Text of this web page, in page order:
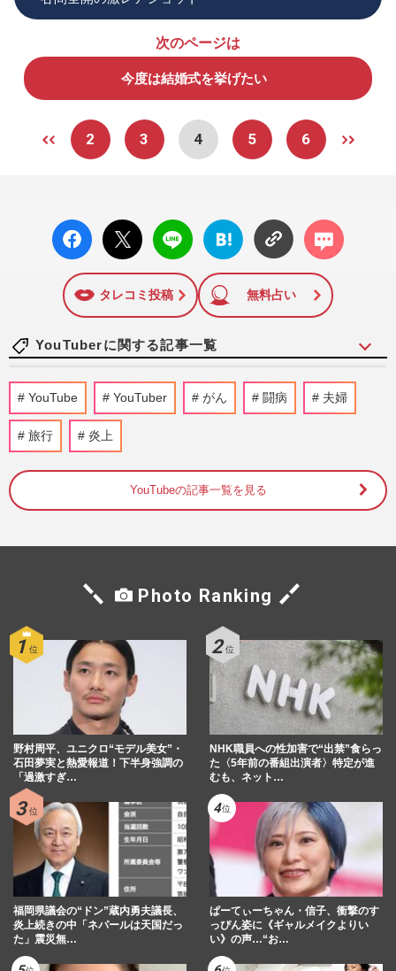
次のページは
今度は結婚式を挙げたい
2 3 4 5 6
facebo
ok い
X ポス
ト
LINE
はてな
ブック
に追加
コメン
ト
タレコミ投稿 無料占い
YouTuberに関する記事一覧
『BE:FIRST』三山凌輝&趣里、結婚と妊
娠を同時報告も「両親はじめ…」異例コメ
ントで強調する家族の“円満…
フィギュアスケート・りくりゅうペア、
YouTube開設1日で登録者10万人突破、編
元『BE:FIRST』三山凌輝、元宝塚女優と
声”が続出、美人YouTuberとの…
週刊女性PRIME 2026/7/23
《セブン-イレブンで発売》HIKAKIN新カ
ップ麺・カレー味の『みそきん』発表、
YouTubeでは川越シェフとアレ…
週刊女性PRIME 2026/7/13
家族系YouTuber『ばつまる夫婦』飲酒運
転疑惑を“ドッキリ”弁明も契約解除、事務
所も庇えなかった「コンプ…
週刊女性PRIME 2026/6/19
YouTube YouTuber がん 闘病 夫婦
旅行 炎上
YouTubeの記事一覧を見る
Photo Ranking
野村周平、ユニクロ“モデル美女”・
石田夢実と熱愛報道！下半身強調の
「過激すぎ…
NHK職員への性加害で“出禁”食らっ
た〈5年前の番組出演者〉特定が進
むも、ネット…
福岡県議会の“ドン”蔵内勇夫議長、
炎上続きの中「ネパールは天国だっ
た」震災無…
ぱーてぃーちゃん・信子、衝撃のす
っぴん姿に《ギャルメイクよりい
い》の声…“お…